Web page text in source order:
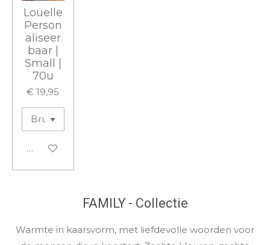
Louelle
Person
aliseer
baar |
Small |
70u
€ 19,95
Bekijk details
FAMILY - Collectie
Warmte in kaarsvorm, met liefdevolle woorden voor